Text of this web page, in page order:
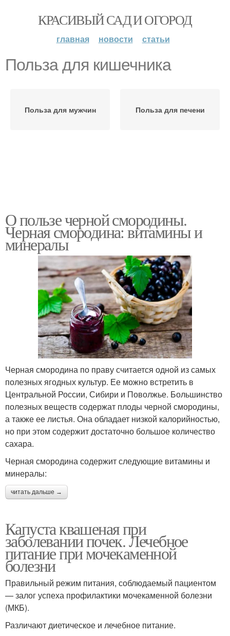
КРАСИВЫЙ САД И ОГОРОД
главная новости статьи
Польза для кишечника
Польза для мужчин Польза для печени
О пользе черной смородины.
Черная смородина: витамины и
минералы
Черная смородина по праву считается одной из самых
полезных ягодных культур. Ее можно встретить в
Центральной России, Сибири и Поволжье. Большинство
полезных веществ содержат плоды черной смородины,
а также ее листья. Она обладает низкой калорийностью,
но при этом содержит достаточно большое количество
сахара.
Черная смородина содержит следующие витамины и
минералы:
читать дальше →
Капуста квашеная при
заболевании почек. Лечебное
питание при мочекаменной
болезни
Правильный режим питания, соблюдаемый пациентом
— залог успеха профилактики мочекаменной болезни
(МКБ).
Различают диетическое и лечебное питание.